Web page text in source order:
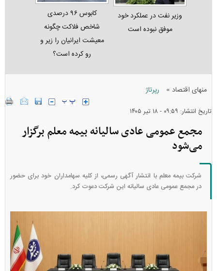
وزیر نفت در عملکرد خود
موفق نبوده است
کابوس ۹۶ درصدی
شاخص فلاکت چگونه
معیشت ایرانیان را زیر و
رو کرده است؟
منهای اقتصاد » رپرتاژ
تاریخ انتشار: ۰۹:۵۹ - ۱۸ تير ۱۴۰۵
مجمع عمومی عادی سالیانه بیمه معلم برگزار
می‌شود
شرکت بیمه معلم با انتشار آگهی رسمی، از کلیه سهامداران خود برای حضور
در مجمع عمومی عادی سالیانه این شرکت دعوت کرد.